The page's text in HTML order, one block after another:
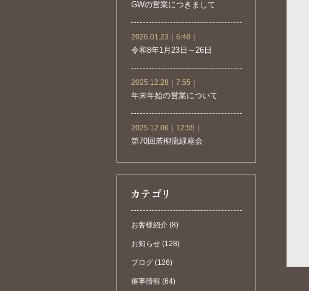
GWの営業につきまして
2026.01.23｜6:40｜
令和8年1月23日～26日
2025.12.28｜7:55｜
年末年始の営業について
2025.12.06｜12:55｜
第70回若柳流緑扇会
お客様紹介 (8)
お知らせ (128)
ブログ (126)
催事情報 (64)